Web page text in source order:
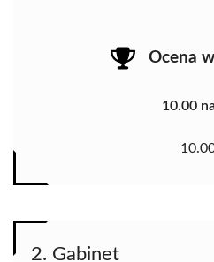
Ocena
10.00
2. Gabinet